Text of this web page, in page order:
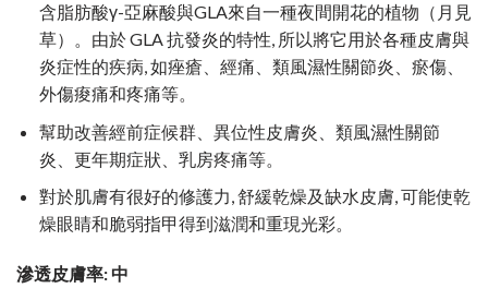
含脂肪酸γ-亞麻酸與GLA來自一種夜間開花的植物（月見
草）。由於 GLA 抗發炎的特性, 所以將它用於各種皮膚與
炎症性的疾病, 如痤瘡、經痛、類風濕性關節炎、瘀傷、
外傷痠痛和疼痛等。
幫助改善經前症候群、異位性皮膚炎、類風濕性關節
炎、更年期症狀、乳房疼痛等。
對於肌膚有很好的修護力, 舒緩乾燥及缺水皮膚, 可能使乾
燥眼睛和脆弱指甲得到滋潤和重現光彩。
滲透皮膚率: 中